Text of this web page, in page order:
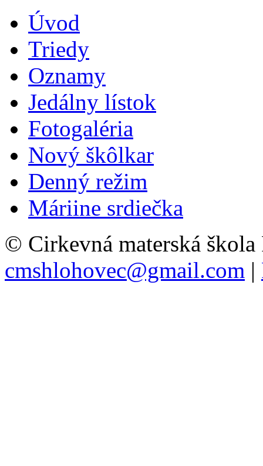
Stránky
Úvod
Triedy
Oznamy
Jedálny lístok
Fotogaléria
Nový škôlkar
Denný režim
Máriine srdiečka
© Cirkevná materská
cmshlohovec@gmail.com |